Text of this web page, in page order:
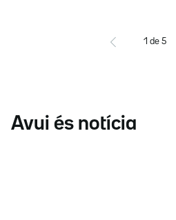
1 de 5
Avui és notícia